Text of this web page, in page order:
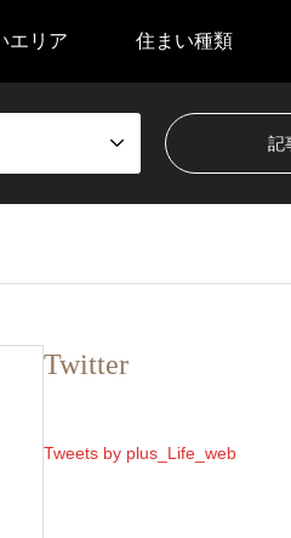
エリア 住まい種類
Twitter
Tweets by plus_Life_web